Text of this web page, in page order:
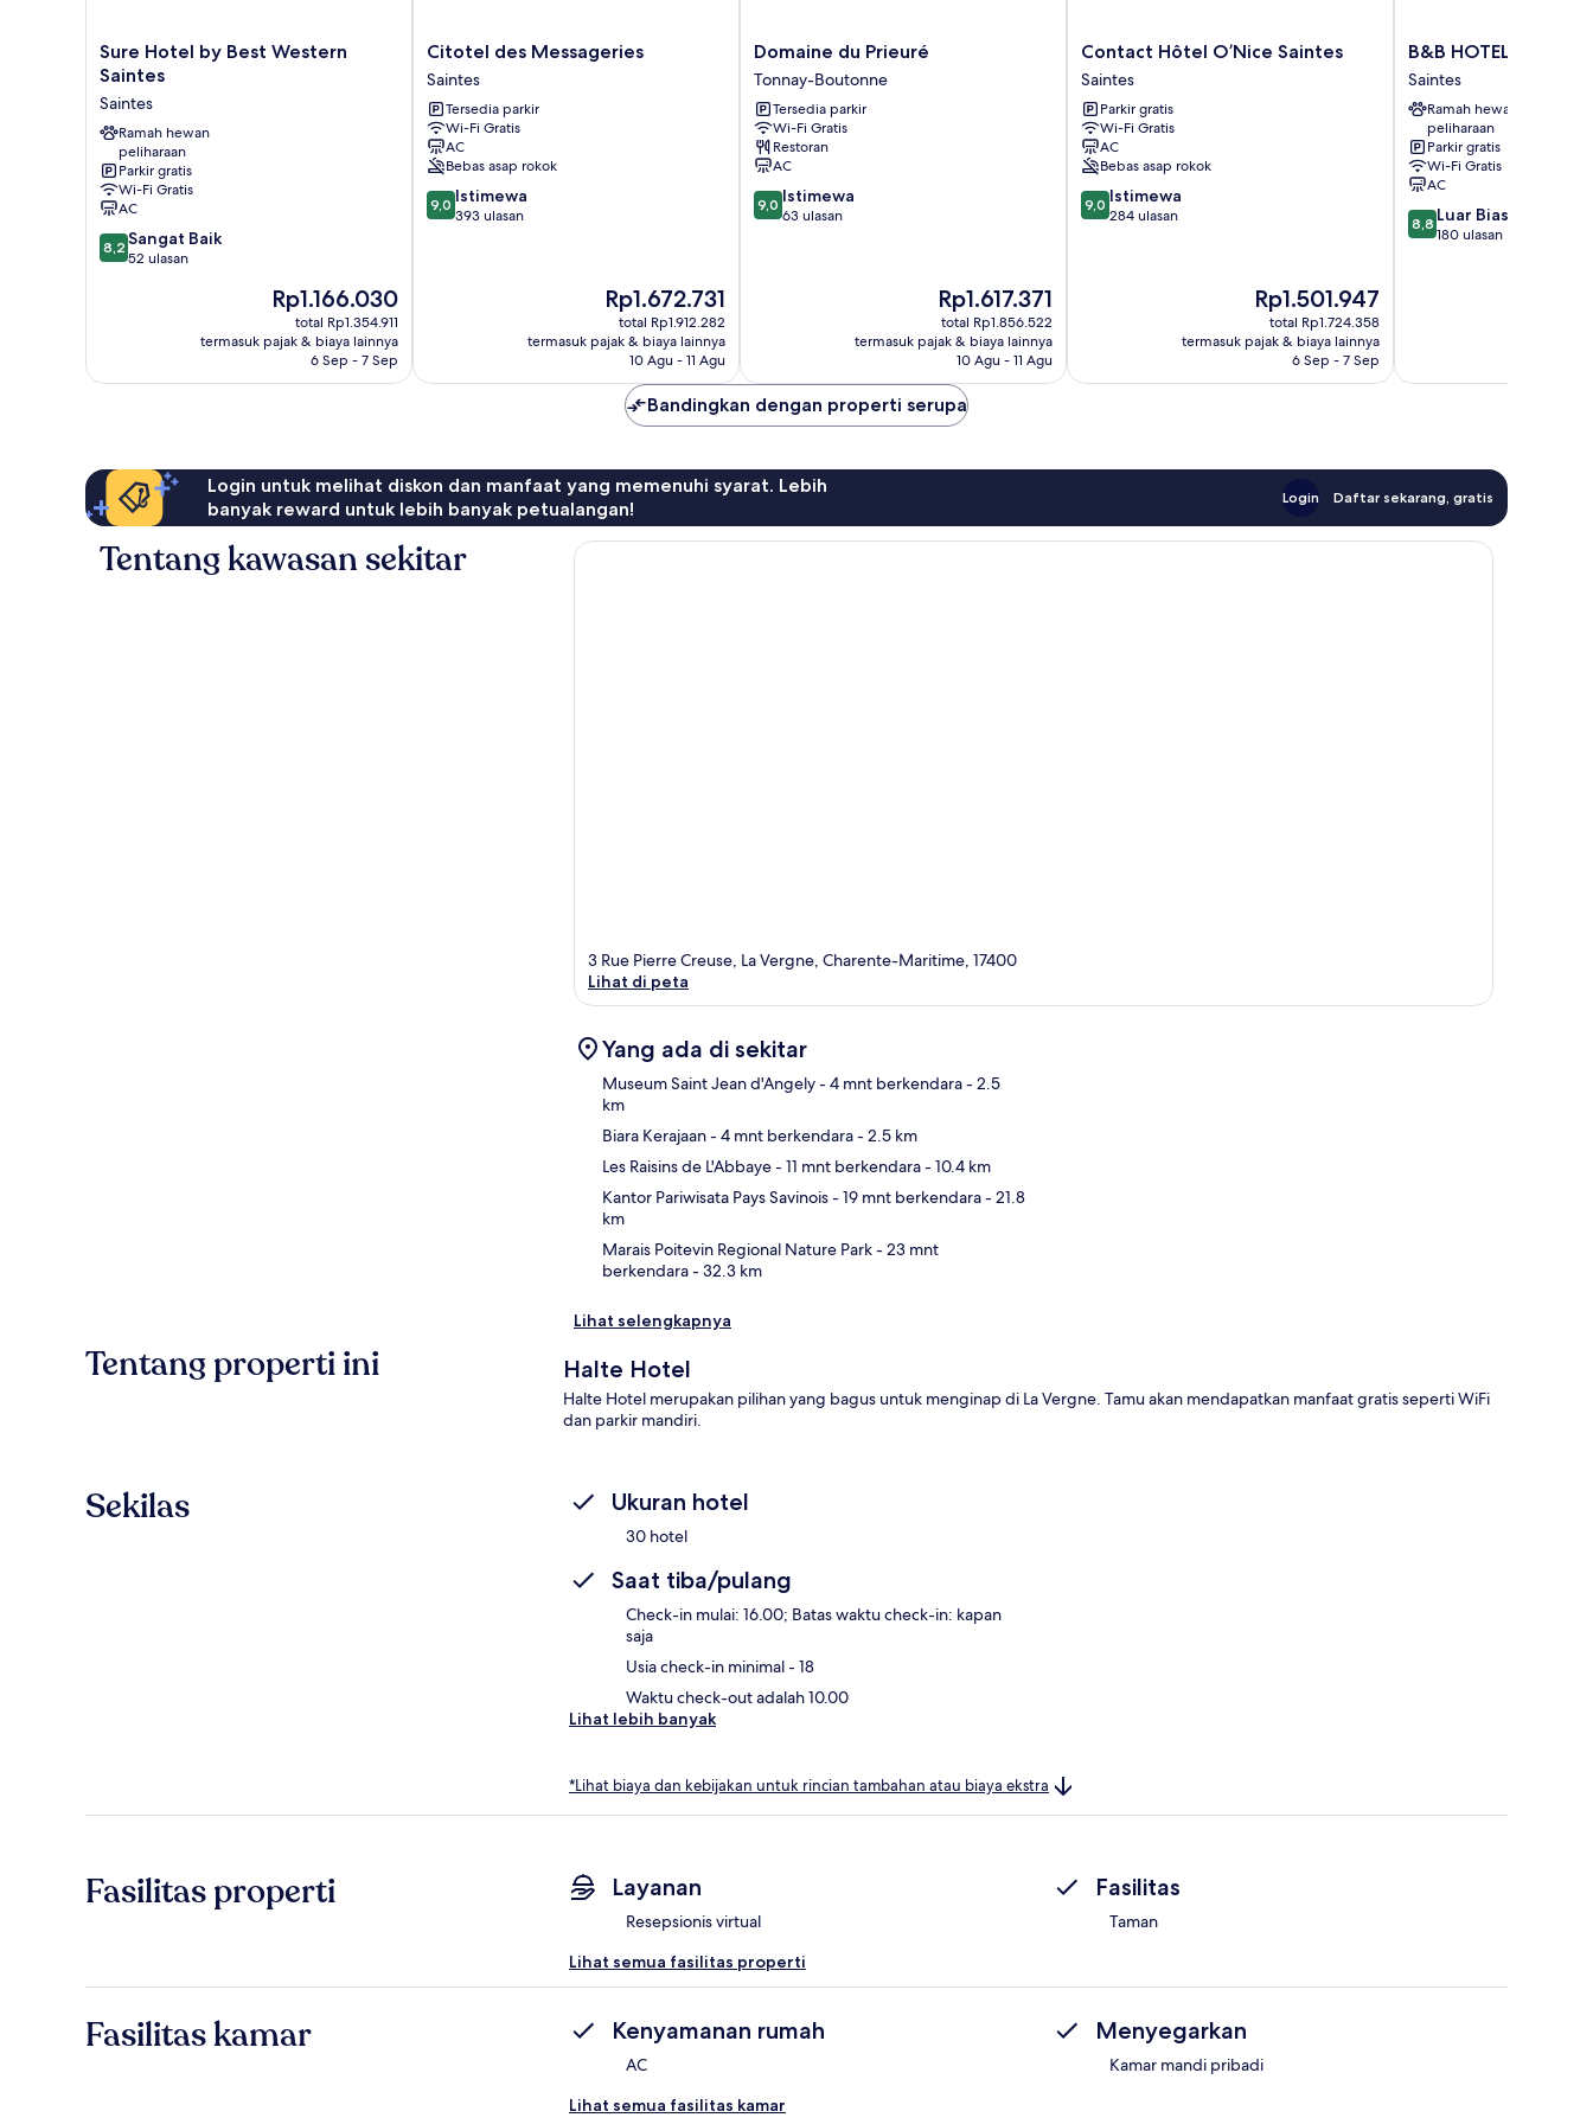
Sure
Hotel
Best
Western
Saintes
Saintes
Sure Hotel by Best Western
Saintes
Saintes
Ramah hewan
peliharaan
Parkir gratis
Wi-Fi Gratis
AC
8.2
dari
8,2 Sangat Baik
52 ulasan
Harga
sekarang
Rp1.166.030
Rp1.166.030
total Rp1.354.911
termasuk pajak & biaya lainnya
6 Sep - 7 Sep
Citotel
des
Messageries
Saintes
Citotel des Messageries
Saintes
Tersedia parkir
Wi-Fi Gratis
AC
Bebas asap rokok
9.0
dari
9,0 Istimewa
393 ulasan
Harga
sekarang
Rp1.672.731
Rp1.672.731
total Rp1.912.282
termasuk pajak & biaya lainnya
10 Agu - 11 Agu
Domaine
du
Prieuré
Tonnay-
Boutonne
Domaine du Prieuré
Tonnay-Boutonne
Tersedia parkir
Wi-Fi Gratis
Restoran
AC
9.0
dari
9,0 Istimewa
63 ulasan
Harga
sekarang
Rp1.617.371
Rp1.617.371
total Rp1.856.522
termasuk pajak & biaya lainnya
10 Agu - 11 Agu
Contact
Hôtel
O’Nice
Saintes
Saintes
Contact Hôtel O’Nice Saintes
Saintes
Parkir gratis
Wi-Fi Gratis
AC
Bebas asap rokok
9.0
dari
9,0 Istimewa
284 ulasan
Harga
sekarang
Rp1.501.947
Rp1.501.947
total Rp1.724.358
termasuk pajak & biaya lainnya
6 Sep - 7 Sep
B&B
HOTEL
Saintes
Saintes
B&B HOTEL Saintes
Saintes
Ramah hewan
peliharaan
Parkir gratis
Wi-Fi Gratis
AC
8.8
dari
8,8 Luar Biasa
180 ulasan
Bandingkan dengan properti serupa
Login untuk melihat diskon dan manfaat yang memenuhi syarat. Lebih
banyak reward untuk lebih banyak petualangan!
Login Daftar sekarang, gratis
Tentang kawasan sekitar
3 Rue Pierre Creuse, La Vergne, Charente-Maritime, 17400
Lihat di peta
Yang ada di sekitar
Museum Saint Jean d'Angely- 4 mnt berkendara- 2.5
km
Biara Kerajaan- 4 mnt berkendara- 2.5 km
Les Raisins de L'Abbaye- 11 mnt berkendara- 10.4 km
Kantor Pariwisata Pays Savinois- 19 mnt berkendara- 21.8
km
Marais Poitevin Regional Nature Park- 23 mnt
berkendara- 32.3 km
Lihat selengkapnya
Tentang properti ini Halte Hotel
Halte Hotel merupakan pilihan yang bagus untuk menginap di La Vergne. Tamu akan mendapatkan manfaat gratis seperti WiFi
dan parkir mandiri.
Sekilas Ukuran hotel
30 hotel
Saat tiba/pulang
Check-in mulai: 16.00; Batas waktu check-in: kapan
saja
Usia check-in minimal - 18
Waktu check-out adalah 10.00
Lihat lebih banyak
*Lihat biaya dan kebijakan untuk rincian tambahan atau biaya ekstra
Fasilitas properti Layanan
Resepsionis virtual
Fasilitas
Taman
Lihat semua fasilitas properti
Fasilitas kamar Kenyamanan rumah
AC
Menyegarkan
Kamar mandi pribadi
Lihat semua fasilitas kamar